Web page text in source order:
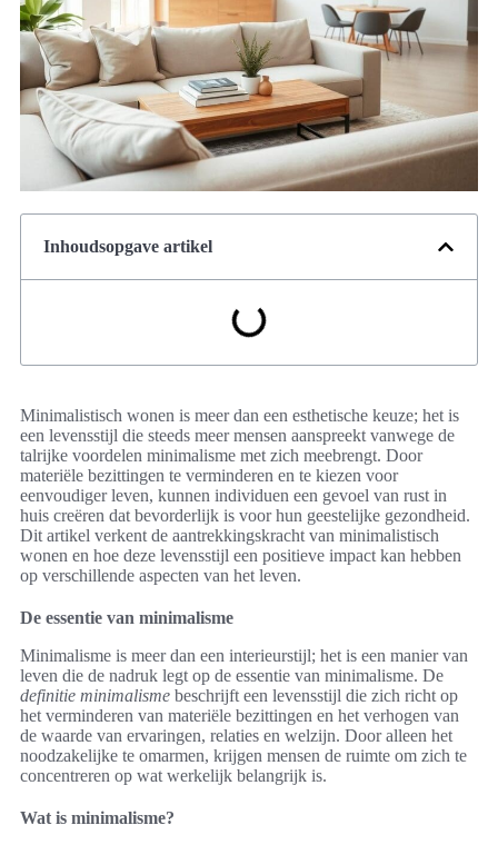
Inhoudsopgave artikel
Minimalistisch wonen is meer dan een esthetische keuze; het is
een levensstijl die steeds meer mensen aanspreekt vanwege de
talrijke voordelen minimalisme met zich meebrengt. Door
materiële bezittingen te verminderen en te kiezen voor
eenvoudiger leven, kunnen individuen een gevoel van rust in
huis creëren dat bevorderlijk is voor hun geestelijke gezondheid.
Dit artikel verkent de aantrekkingskracht van minimalistisch
wonen en hoe deze levensstijl een positieve impact kan hebben
op verschillende aspecten van het leven.
De essentie van minimalisme
Minimalisme is meer dan een interieurstijl; het is een manier van
leven die de nadruk legt op de essentie van minimalisme. De
definitie minimalisme beschrijft een levensstijl die zich richt op
het verminderen van materiële bezittingen en het verhogen van
de waarde van ervaringen, relaties en welzijn. Door alleen het
noodzakelijke te omarmen, krijgen mensen de ruimte om zich te
concentreren op wat werkelijk belangrijk is.
Wat is minimalisme?